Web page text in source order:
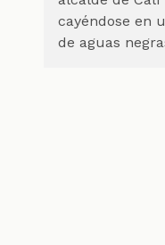
cayéndose en
de aguas